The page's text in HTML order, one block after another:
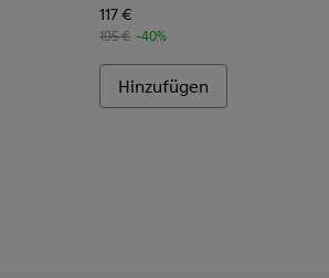
117 €
195 € -40%
Hinzufügen